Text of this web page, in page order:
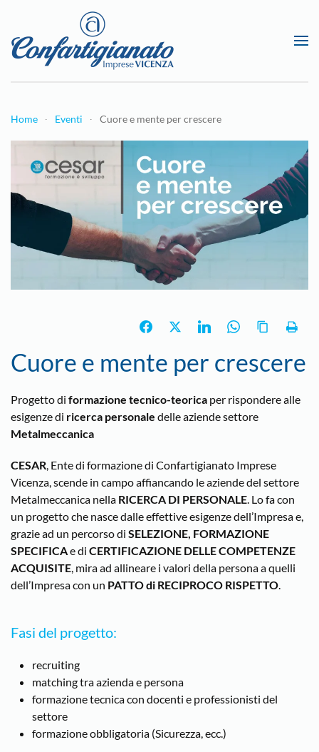
Passa al contenuto principale
Home Eventi Cuore e mente per crescere
Cuore e mente per crescere
Progetto di formazione tecnico-teorica per rispondere alle
esigenze di ricerca personale delle aziende settore
Metalmeccanica
CESAR, Ente di formazione di Confartigianato Imprese
Vicenza, scende in campo affiancando le aziende del settore
Metalmeccanica nella RICERCA DI PERSONALE. Lo fa con
un progetto che nasce dalle effettive esigenze dell’Impresa e,
grazie ad un percorso di SELEZIONE, FORMAZIONE
SPECIFICAe di CERTIFICAZIONE DELLE COMPETENZE
ACQUISITE, mira ad allineare i valori della persona a quelli
dell’Impresa con un PATTO di RECIPROCO RISPETTO.
Fasi del progetto:
recruiting
matching tra azienda e persona
formazione tecnica con docenti e professionisti del
settore
formazione obbligatoria (Sicurezza, ecc.)